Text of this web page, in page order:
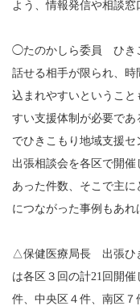
よう、情報発信や相談窓
◯たのかしら委員 ひき
話せる相手が限られ、時
込まれやすいというこ
すい支援体制が必要で
でひきこもり地域支援
出張相談会を各区で開
あった件数、そこで主
につながった事例もあれ
△保健医療局長 出張ひ
は各区３回の計21回開
件、中央区４件、南区７